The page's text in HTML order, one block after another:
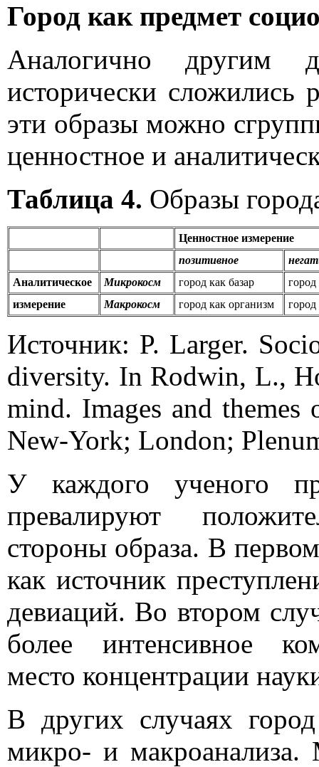
Город как предмет
Аналогично другим
исторически сложились
эти образы можно
ценностное и
Таблица 4. Образы
Ценностное измерение
позитивное
Аналитическое
Микрокосм город как базар
измерение
Макрокосм город как организм город
Источник: P. Larger.
diversity. In Rodwin, L.,
mind. Images and
New-York; London;
У каждого ученого
превалируют
стороны образа. В
как источник
девиаций. Во втором
более интенсивное
место концентрации
В других случаях
микро- и макроанализа.